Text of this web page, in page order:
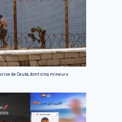
de Ceuta, dont cinq mineurs